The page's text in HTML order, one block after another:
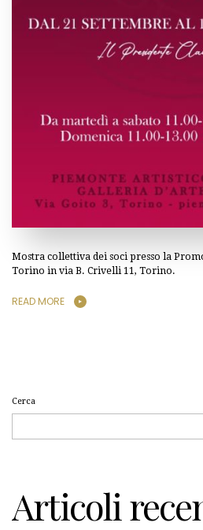
Mostra collettiva dei soci presso la
Torino in via B. Crivelli 11, Torino.
READ MORE
Cerca
Articoli